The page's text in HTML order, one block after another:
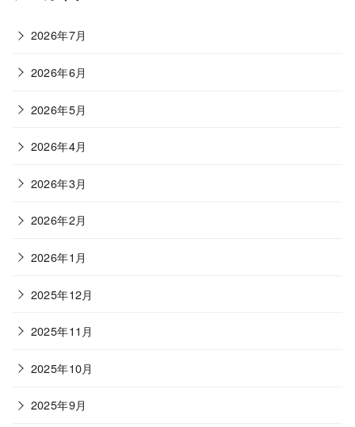
ー 2026年7月
2026年6月
2026年5月
2026年4月
2026年3月
2026年2月
2026年1月
2025年12月
2025年11月
2025年10月
2025年9月